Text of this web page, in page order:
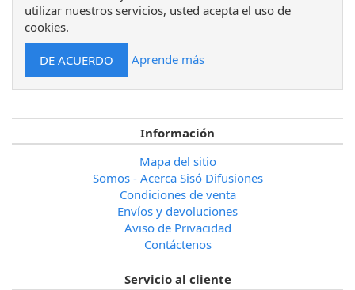
utilizar nuestros servicios, usted acepta el uso de
cookies.
Aprende más
Información
Mapa del sitio
Somos - Acerca Sisó Difusiones
Condiciones de venta
Envíos y devoluciones
Aviso de Privacidad
Contáctenos
Servicio al cliente